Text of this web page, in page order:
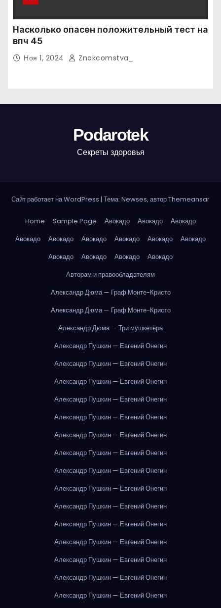
Насколько опасен положительный тест на
впч 45
Ноя 1, 2024 Znakcomstva_
Podarotek
Секреты здоровья
Сайт работает на WordPress | Тема: Newses, авторThemeansar
Home Sample Page Авокадо Авокадо
Авокадо
Авокадо
Авокадо Авокадо Авокадо Авокадо
Авокадо
Авокадо
Авокадо Авокадо
Авокадо
Авторам и правообладателям
Александр Дюма — Граф Монте-Кристо
Александр Дюма — Граф Монте-Кристо
Александр Дюма — Три мушкетёра
Александр Пушкин — Евгений Онегин
Александр Пушкин — Евгений Онегин
Александр Пушкин — Евгений Онегин
Александр Пушкин — Евгений Онегин
Александр Пушкин — Евгений Онегин
Александр Пушкин — Евгений Онегин
Александр Пушкин — Евгений Онегин
Александр Пушкин — Евгений Онегин
Александр Пушкин — Евгений Онегин
Александр Пушкин — Евгений Онегин
Александр Пушкин — Евгений Онегин
Александр Пушкин — Евгений Онегин
Александр Пушкин — Евгений Онегин
Александр Пушкин — Евгений Онегин
Александр Пушкин — Евгений Онегин